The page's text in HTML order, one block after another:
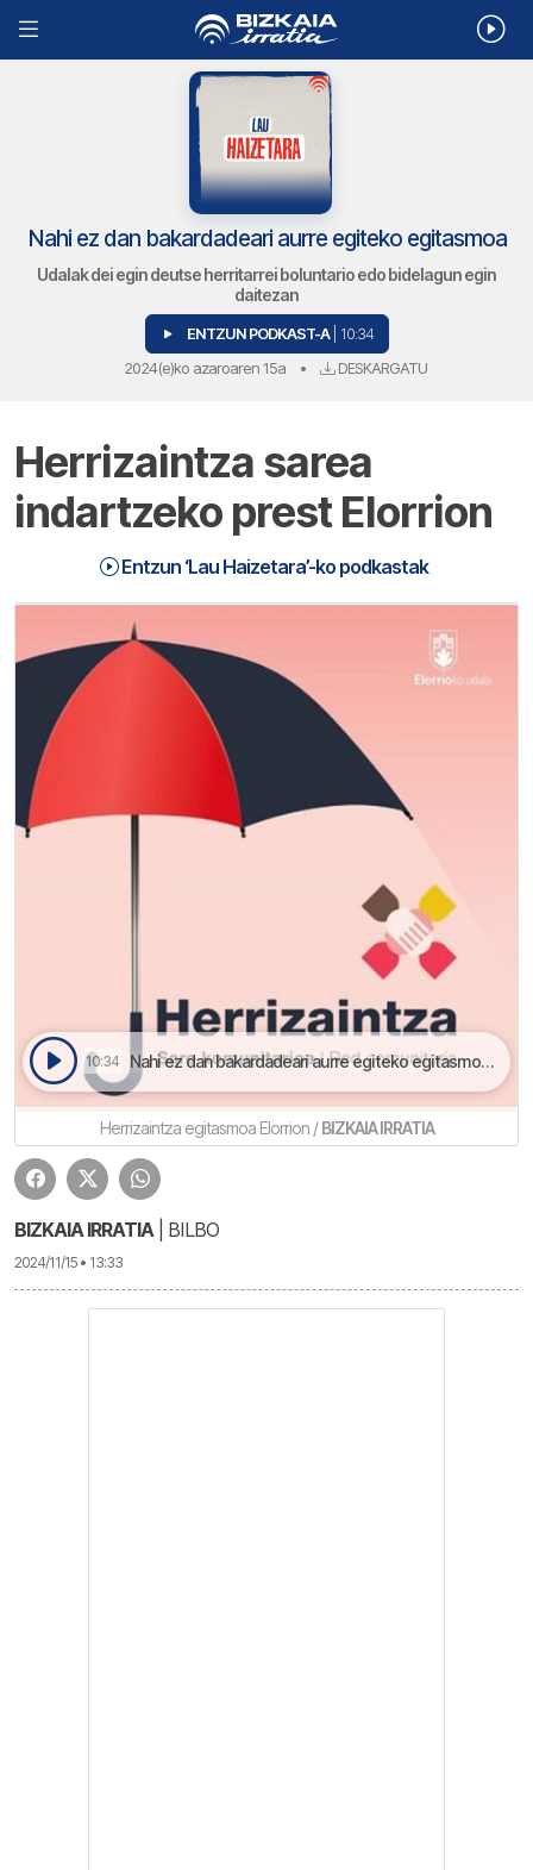
Nahi ez dan bakardadeari aurre egiteko egitasmoa
Udalak dei egin deutse herritarrei boluntario edo bidelagun egin
daitezan
ENTZUN PODKAST-A | 10:34
2024(e)ko azaroaren 15a • DESKARGATU
Herrizaintza sarea
indartzeko prest Elorrion
Entzun ‘Lau Haizetara’-ko podkastak
10:34 Nahi ez dan bakardadeari aurre egiteko egitasmoa | Lau Haizetara
Herrizaintza egitasmoa Elorrion /BIZKAIA IRRATIA
BIZKAIA IRRATIA | BILBO
2024/11/15 • 13:33